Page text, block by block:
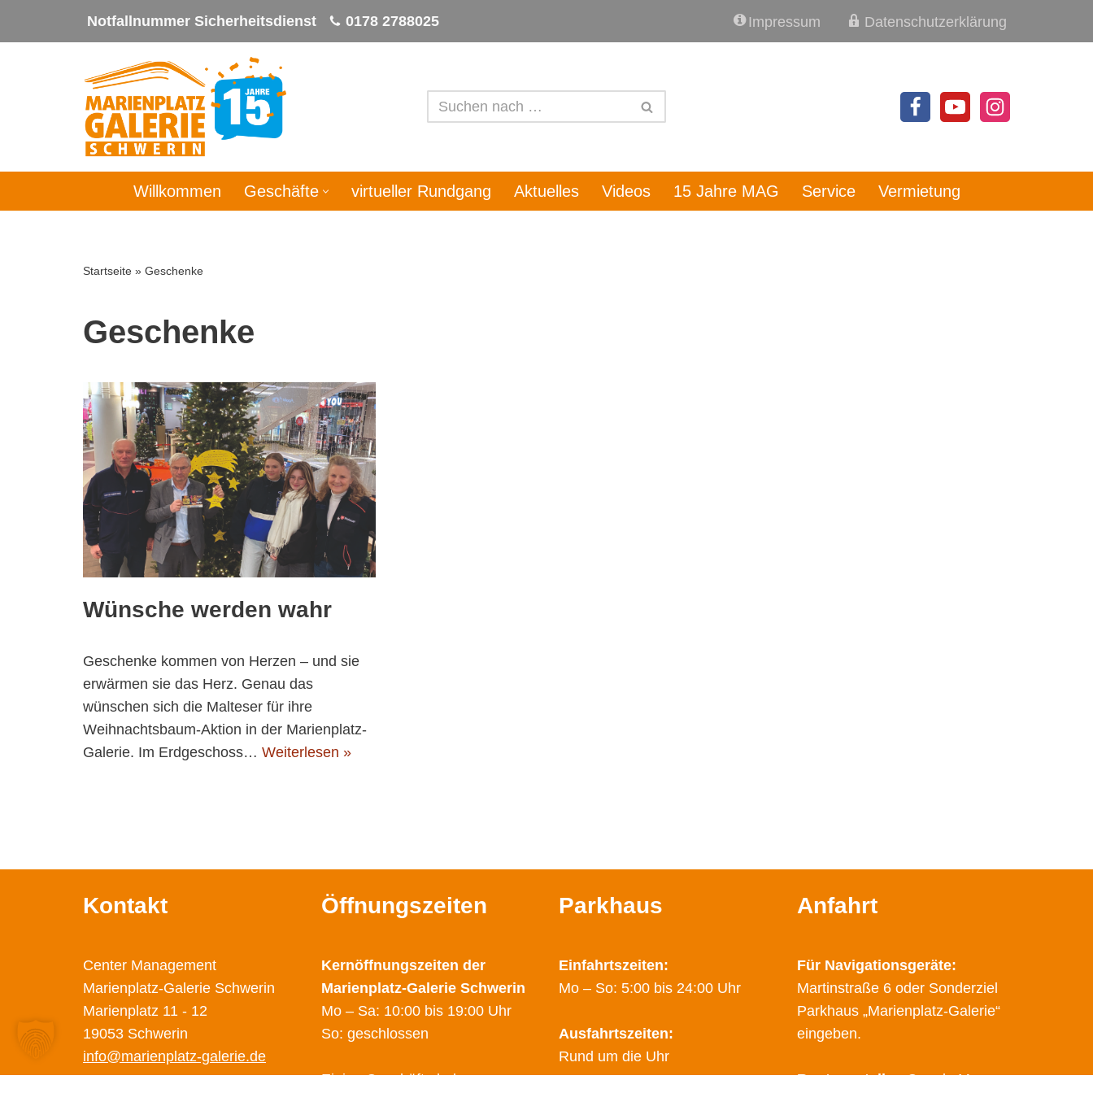
Zum
Notfallnummer Sicherheitsdienst 0178 2788025 Impressum Datenschutzerklärung
Willkommen Geschäfte virtueller Rundgang Aktuelles Videos 15 Jahre MAG Service Vermietung
Startseite » Geschenke
Geschenke
Wünsche werden wahr
Geschenke kommen von Herzen – und sie
erwärmen sie das Herz. Genau das
wünschen sich die Malteser für ihre
Weihnachtsbaum-Aktion in der Marienplatz-
Galerie. Im Erdgeschoss… Weiterlesen »
Kontakt
Center Management
Marienplatz-Galerie Schwerin
Marienplatz 11 - 12
19053 Schwerin
info@marienplatz-galerie.de
Öffnungszeiten
Kernöffnungszeiten der
Marienplatz-Galerie Schwerin
Mo – Sa: 10:00 bis 19:00 Uhr
So: geschlossen
Einige Geschäfte haben
Parkhaus
Einfahrtszeiten:
Mo – So: 5:00 bis 24:00 Uhr
Ausfahrtszeiten:
Rund um die Uhr
Anfahrt
Für Navigationsgeräte:
Martinstraße 6 oder Sonderziel
Parkhaus „Marienplatz-Galerie“
eingeben.
Route erstellenGoogle Maps